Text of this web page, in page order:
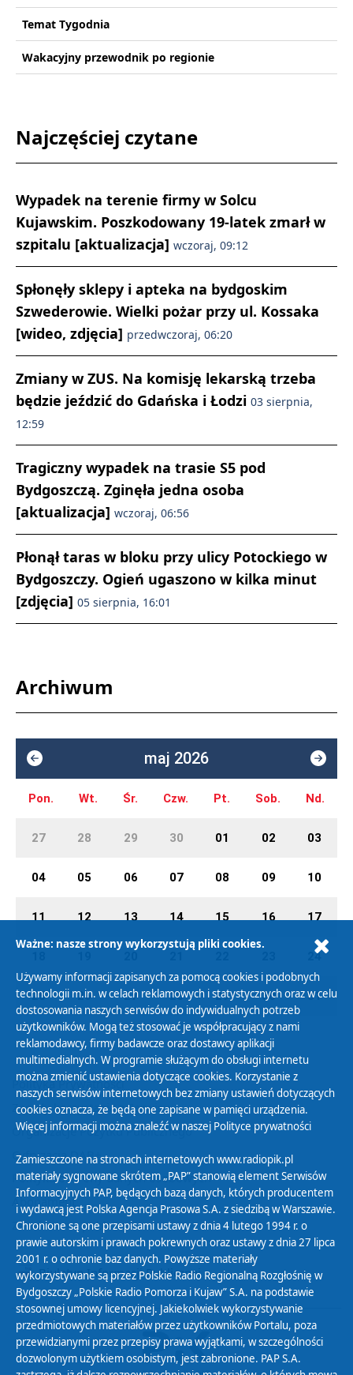
Temat Tygodnia
Wakacyjny przewodnik po regionie
Najczęściej czytane
Wypadek na terenie firmy w Solcu
Kujawskim. Poszkodowany 19-latek zmarł w
szpitalu [aktualizacja] wczoraj, 09:12
Spłonęły sklepy i apteka na bydgoskim
Szwederowie. Wielki pożar przy ul. Kossaka
[wideo, zdjęcia] przedwczoraj, 06:20
Zmiany w ZUS. Na komisję lekarską trzeba
będzie jeździć do Gdańska i Łodzi 03 sierpnia,
12:59
Tragiczny wypadek na trasie S5 pod
Bydgoszczą. Zginęła jedna osoba
[aktualizacja] wczoraj, 06:56
Płonął taras w bloku przy ulicy Potockiego w
Bydgoszczy. Ogień ugaszono w kilka minut
[zdjęcia] 05 sierpnia, 16:01
Archiwum
maj 2026
Pon. Wt. Śr. Czw. Pt. Sob. Nd.
27 28 29 30 01 02 03
04 05 06 07 08 09 10
11 12 13 14 15 16 17
24
25 26 27 28 29 30 31
Polityka Prywatności
Zasady korzystania z Serwisu
Organizacje Pożytku Publicznego
Cyfryzacja DAB+
Polityka ochrony danych osobowych
Abonament
Zamówienia publiczne
Biuletyn Informacji Publicznej
Ważne: nasze strony wykorzystują pliki cookies.
Używamy informacji zapisanych za pomocą cookies i podobnych
technologii m.in. w celach reklamowych i statystycznych oraz w celu
dostosowania naszych serwisów do indywidualnych potrzeb
użytkowników. Mogą też stosować je współpracujący z nami
reklamodawcy, firmy badawcze oraz dostawcy aplikacji
multimedialnych. W programie służącym do obsługi internetu
można zmienić ustawienia dotyczące cookies. Korzystanie z
naszych serwisów internetowych bez zmiany ustawień dotyczących
cookies oznacza, że będą one zapisane w pamięci urządzenia.
Więcej informacji można znaleźć w naszej Polityce prywatności
Zamieszczone na stronach internetowych www.radiopik.pl
materiały sygnowane skrótem „PAP” stanowią element Serwisów
Informacyjnych PAP, będących bazą danych, których producentem
i wydawcą jest Polska Agencja Prasowa S.A. z siedzibą w Warszawie.
Chronione są one przepisami ustawy z dnia 4 lutego 1994 r. o
prawie autorskim i prawach pokrewnych oraz ustawy z dnia 27 lipca
2001 r. o ochronie baz danych. Powyższe materiały
wykorzystywane są przez Polskie Radio Regionalną Rozgłośnię w
Bydgoszczy „Polskie Radio Pomorza i Kujaw” S.A. na podstawie
stosownej umowy licencyjnej. Jakiekolwiek wykorzystywanie
przedmiotowych materiałów przez użytkowników Portalu, poza
przewidzianymi przez przepisy prawa wyjątkami, w szczególności
dozwolonym użytkiem osobistym, jest zabronione. PAP S.A.